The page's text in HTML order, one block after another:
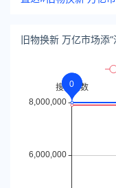
旧物换新 万亿市场添